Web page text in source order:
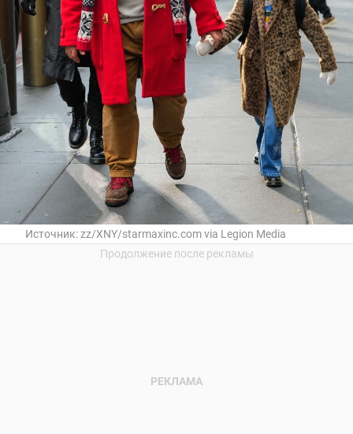
Источник:zz/XNY/starmaxinc.com via Legion Media